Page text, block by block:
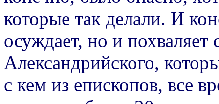
которые так делали. И
осуждает, но и похваляет
Александрийского,
с кем из епископов, все